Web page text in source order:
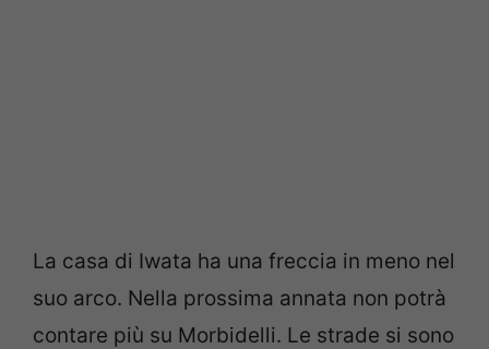
La casa di Iwata ha una freccia in meno nel
suo arco. Nella prossima annata non potrà
contare più su Morbidelli. Le strade si sono